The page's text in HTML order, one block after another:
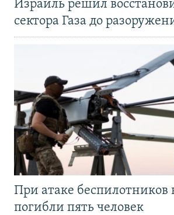
Израиль решил
сектора Газа до
При атаке беспилотников
погибли пять человек